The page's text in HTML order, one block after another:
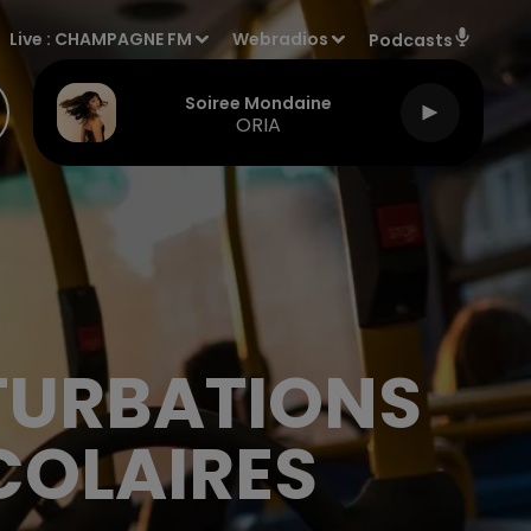
Live : CHAMPAGNE FM Webradios Podcasts
Soiree Mondaine
ORIA